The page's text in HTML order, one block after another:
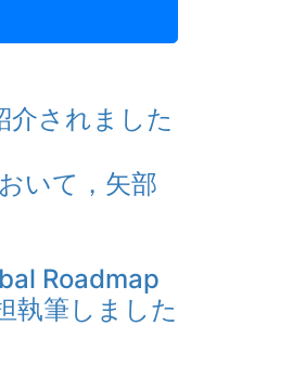
介されました
いて，矢部
Roadmap
執筆しました